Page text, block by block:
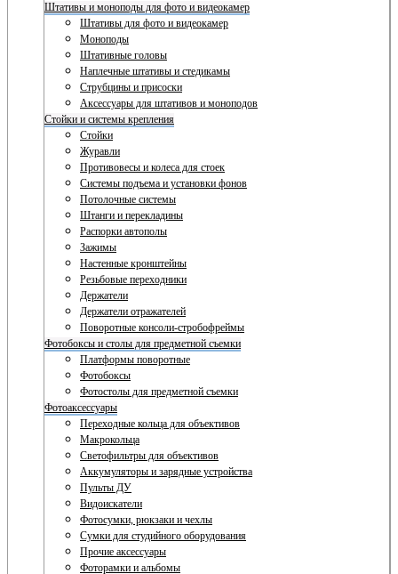
Штативы и моноподы для фото и видеокамер
Штативы для фото и видеокамер
Моноподы
Штативные головы
Наплечные штативы и стедикамы
Струбцины и присоски
Аксессуары для штативов и моноподов
Стойки и системы крепления
Стойки
Журавли
Противовесы и колеса для стоек
Системы подъема и установки фонов
Потолочные системы
Штанги и перекладины
Распорки автополы
Зажимы
Настенные кронштейны
Резьбовые переходники
Держатели
Держатели отражателей
Поворотные консоли-стробофреймы
Фотобоксы и столы для предметной съемки
Платформы поворотные
Фотобоксы
Фотостолы для предметной съемки
Фотоаксессуары
Переходные кольца для объективов
Макрокольца
Светофильтры для объективов
Аккумуляторы и зарядные устройства
Пульты ДУ
Видоискатели
Фотосумки, рюкзаки и чехлы
Сумки для студийного оборудования
Прочие аксессуары
Фоторамки и альбомы